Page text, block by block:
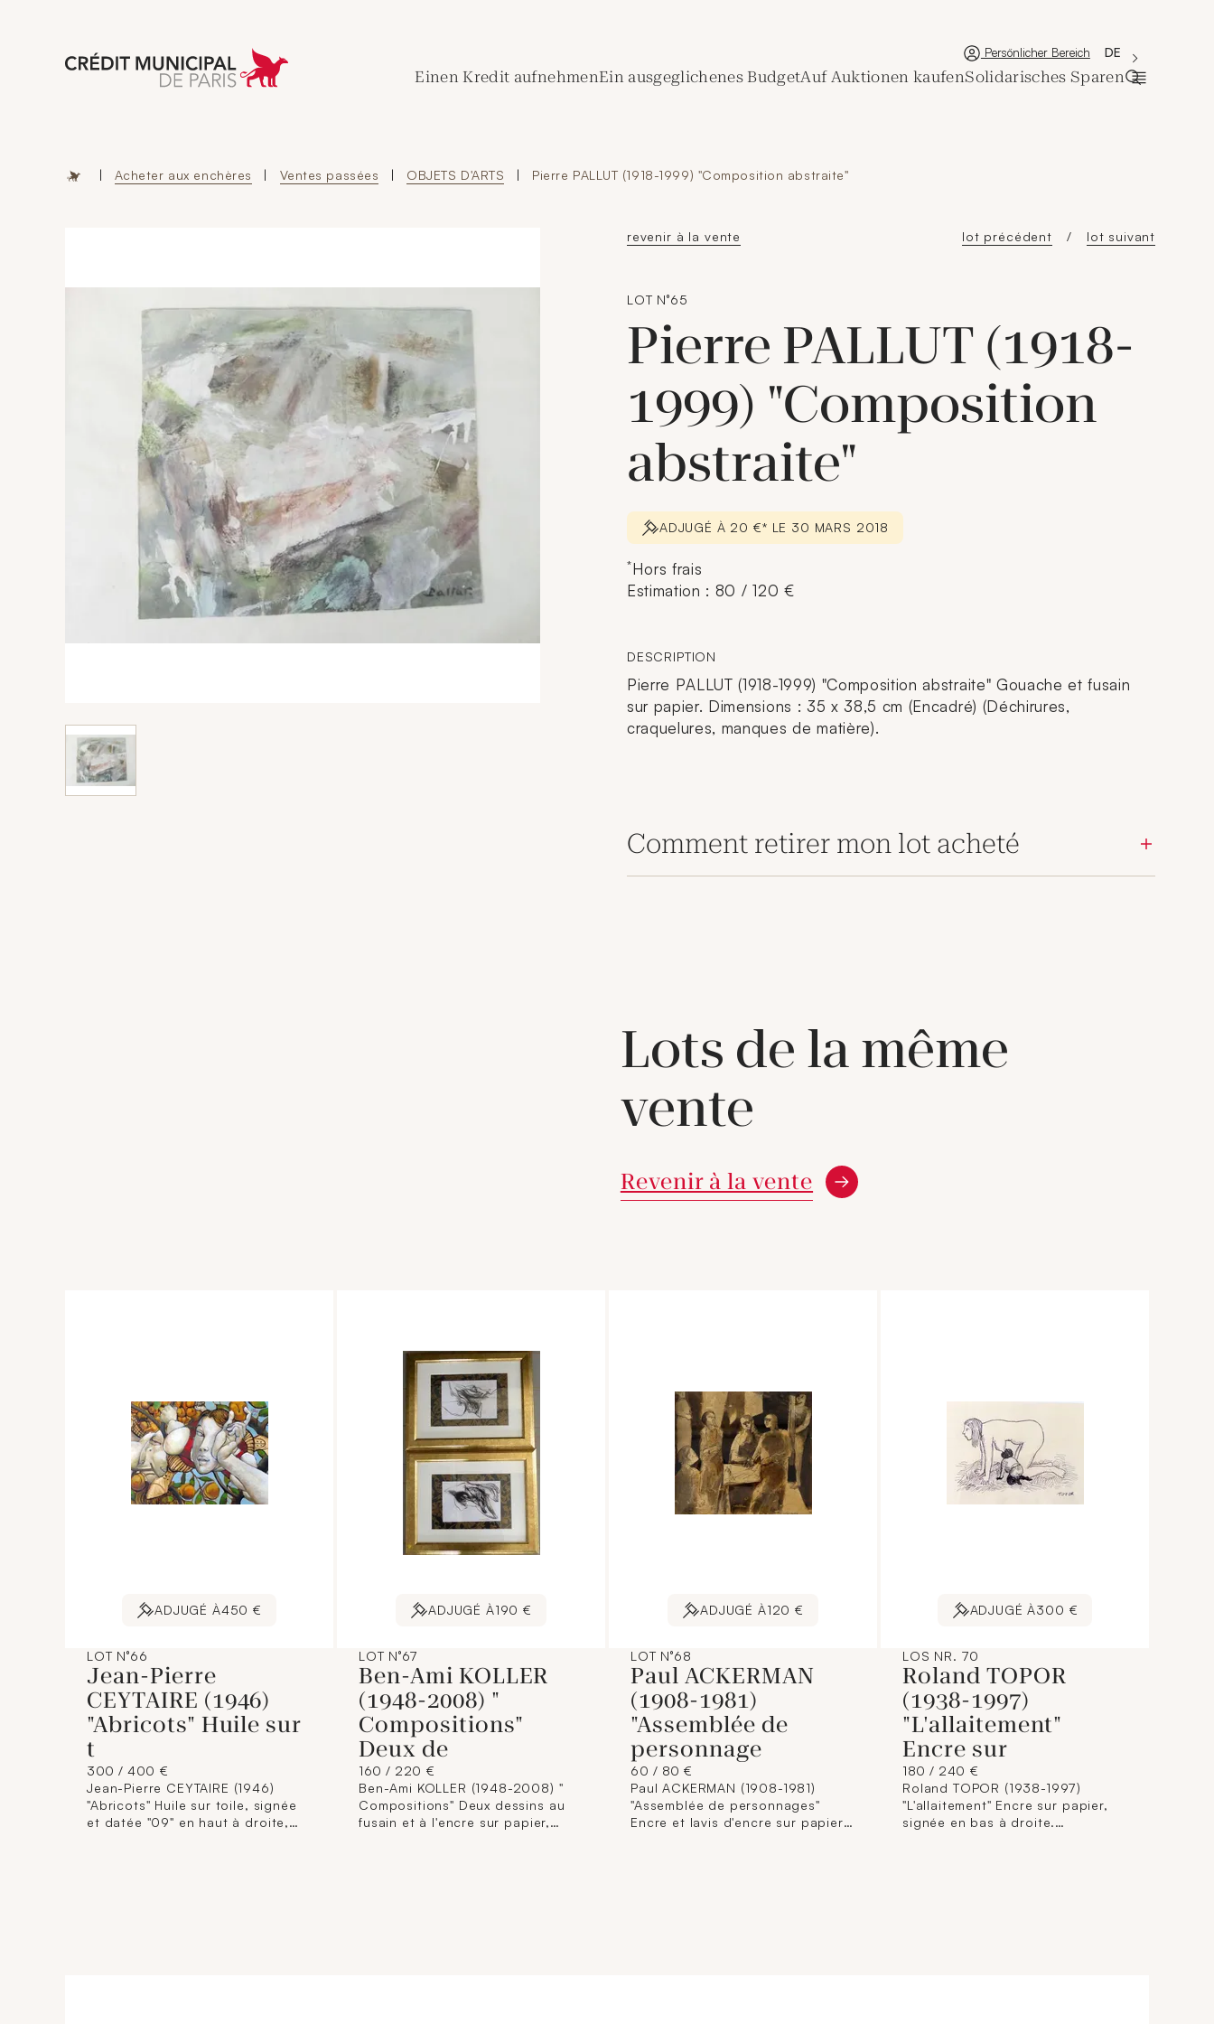
Aller à l'accueil de Crédit Municipal de Paris Neues Fenster
Persönlicher Bereich 'Choisir une
La langue
DE
Einen Kredit aufnehmenEin ausgeglichenes BudgetAuf Auktionen kaufenSolidarisches Sparen
| Acheter aux enchères | Ventes passées | OBJETS D'ARTS | Pierre PALLUT (1918-1999) "Composition abstraite"
revenir à la vente lot précédent lot suivant
LOT N°65
Pierre PALLUT (1918-
1999) "Composition
abstraite"
ADJUGÉ À 20 €* LE 30 MARS 2018
*Hors frais
Estimation : 80 / 120 €
DESCRIPTION
Pierre PALLUT (1918-1999) "Composition abstraite" Gouache et fusain
sur papier. Dimensions : 35 x 38,5 cm (Encadré) (Déchirures,
craquelures, manques de matière).
Comment retirer mon lot acheté
Lots de la même
vente
Revenir à la vente
ADJUGÉ À450 €
LOT N°66
Jean-Pierre
CEYTAIRE (1946)
"Abricots" Huile sur
t
300 / 400 €
Jean-Pierre CEYTAIRE (1946)
"Abricots" Huile sur toile, signée
et datée "09" en haut à droite,
ADJUGÉ À190 €
LOT N°67
Ben-Ami KOLLER
(1948-2008) "
Compositions"
Deux de
160 / 220 €
Ben-Ami KOLLER (1948-2008) "
Compositions" Deux dessins au
fusain et à l'encre sur papier,
ADJUGÉ À120 €
LOT N°68
Paul ACKERMAN
(1908-1981)
"Assemblée de
personnage
60 / 80 €
Paul ACKERMAN (1908-1981)
"Assemblée de personnages"
Encre et lavis d'encre sur papier,
ADJUGÉ À300 €
LOS NR. 70
Roland TOPOR
(1938-1997)
"L'allaitement"
Encre sur
180 / 240 €
Roland TOPOR (1938-1997)
"L'allaitement" Encre sur papier,
signée en bas à droite.